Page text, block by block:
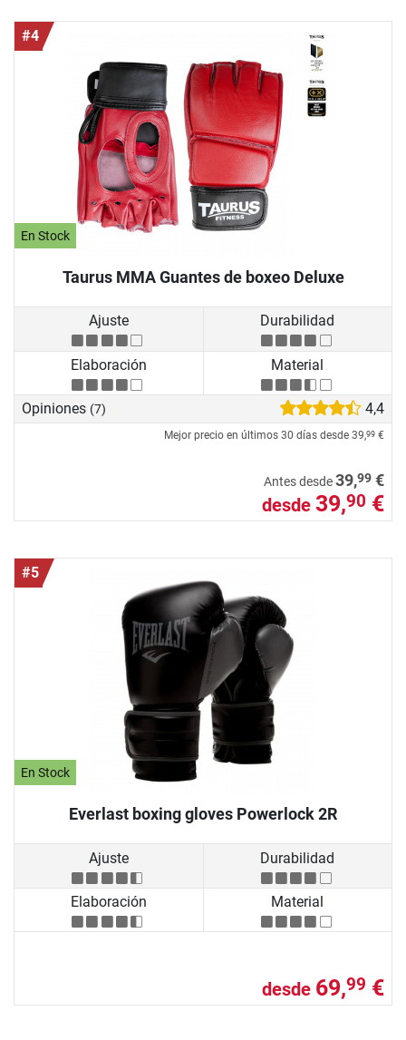
#4
En Stock
Taurus MMA Guantes de boxeo Deluxe
Ajuste Durabilidad
Elaboración Material
Opiniones (7) 4,4
Mejor precio en últimos 30 días desde 39,99 €
Antes desde39,99 €
desde 39,90 €
#5
En Stock
Everlast boxing gloves Powerlock 2R
Ajuste Durabilidad
Elaboración Material
desde 69,99 €